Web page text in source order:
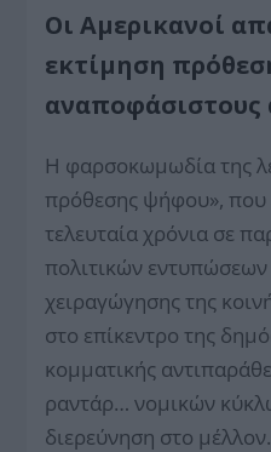
Οι Αμερικανοί
εκτίμηση
αναποφάσιστους
Η φαρσοκωμωδία της
πρόθεσης ψήφου», που
τελευταία χρόνια σε
πολιτικών
χειραγώγησης της
στο επίκεντρο της
κομματικής
ραντάρ… νομικών
διερεύνηση στο